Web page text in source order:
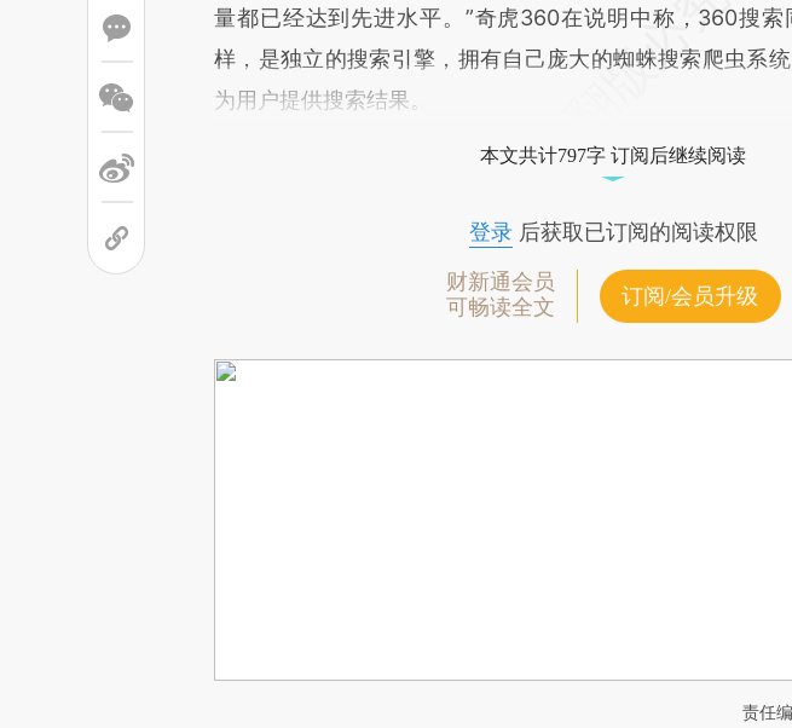
量都已经达到先进水平。”奇虎360在说明中称，360搜
样，是独立的搜索引擎，拥有自己庞大的蜘蛛搜索爬虫系
为用户提供搜索结果。
本文共计797字 订阅后继续阅读
登录后获取已订阅的阅读权限
财新通会员
可畅读全文
订阅/会员升级
责任